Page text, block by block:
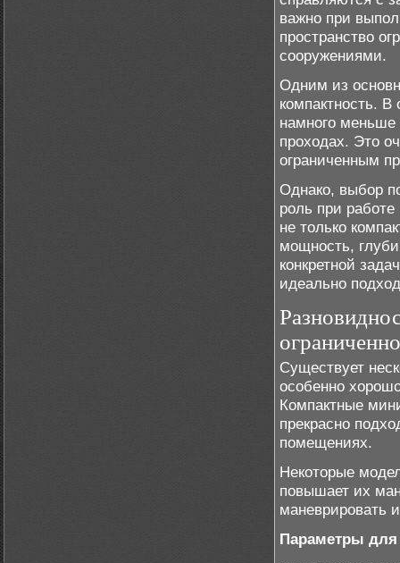
важно при
пространство
сооружениями.
Одним из
компактность.
намного меньше
проходах. Это
ограниченным
Однако, выбор
роль при
не только
мощность,
конкретной
идеально
Существует
особенно
Компактные
прекрасно
помещениях.
Некоторые
повышает их
маневрировать
Параметры для